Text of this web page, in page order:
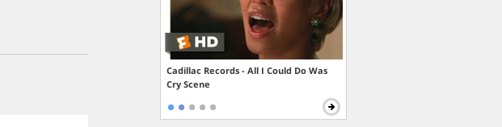
Cadillac Records - All I Could Do Was
Cry Scene